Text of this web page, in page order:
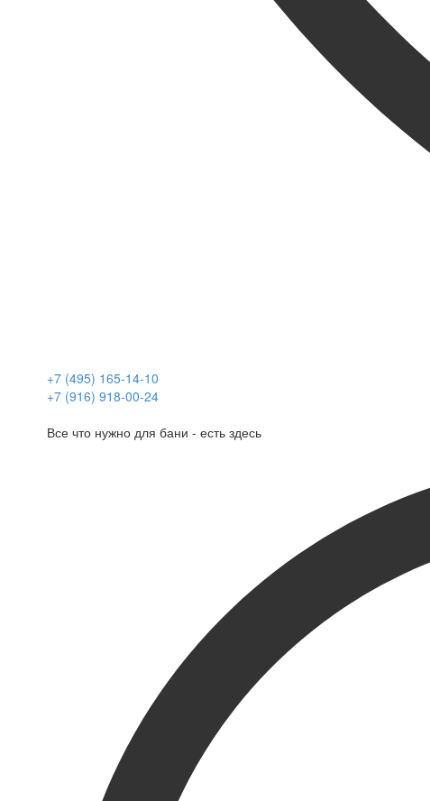
+7 (495) 165-14-10
+7 (916) 918-00-24
Все что нужно для бани - есть здесь